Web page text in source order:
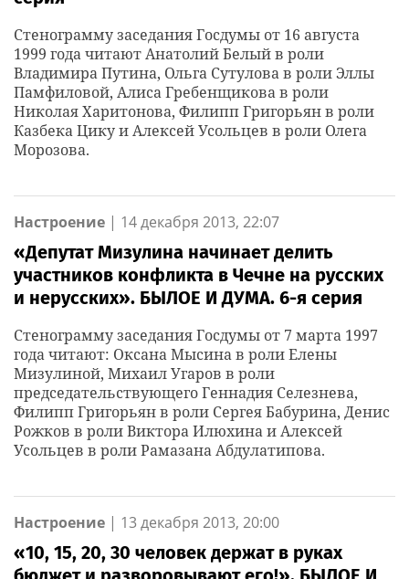
Стенограмму заседания Госдумы от 16 августа
1999 года читают Анатолий Белый в роли
Владимира Путина, Ольга Сутулова в роли Эллы
Памфиловой, Алиса Гребенщикова в роли
Николая Харитонова, Филипп Григорьян в роли
Казбека Цику и Алексей Усольцев в роли Олега
Морозова.
Настроение | 14 декабря 2013, 22:07
«Депутат Мизулина начинает делить
участников конфликта в Чечне на русских
и нерусских». БЫЛОЕ И ДУМА. 6-я серия
Стенограмму заседания Госдумы от 7 марта 1997
года читают: Оксана Мысина в роли Елены
Мизулиной, Михаил Угаров в роли
председательствующего Геннадия Селезнева,
Филипп Григорьян в роли Сергея Бабурина, Денис
Рожков в роли Виктора Илюхина и Алексей
Усольцев в роли Рамазана Абдулатипова.
Настроение | 13 декабря 2013, 20:00
«10, 15, 20, 30 человек держат в руках